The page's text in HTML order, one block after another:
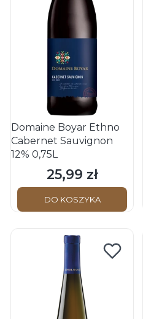
Domaine Boyar Ethno
Cabernet Sauvignon
12% 0,75L
Cena
25,99 zł
DO KOSZYKA